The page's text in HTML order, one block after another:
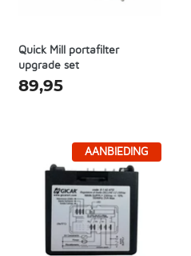
Quick Mill portafilter
upgrade set
89,95
AANBIEDING